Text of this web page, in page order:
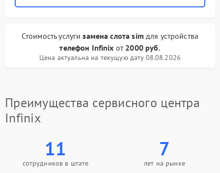
Стоимость услугизамена слота sim для устройства
телефон Infinix от 2000 руб.
Цена актуальна на текущую дату 08.08.2026
Преимущества сервисного центра
Infinix
11
сотрудников в штате
7
лет на рынке